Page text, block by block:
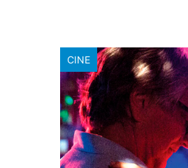
CINE